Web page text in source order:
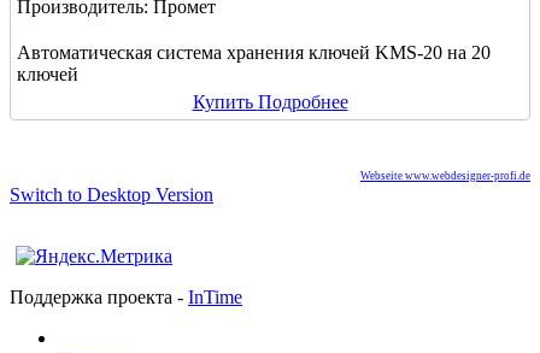
Производитель: Промет
Автоматическая система хранения ключей KMS-20 на 20
ключей
Купить Подробнее
Webseite www.webdesigner-profi.de
Switch to Desktop Version
Поддержка проекта - InTime